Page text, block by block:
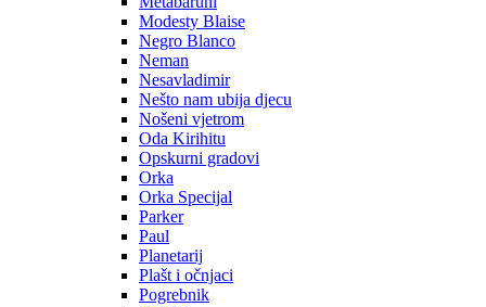
Modesty Blaise
Negro Blanco
Neman
Nesavladimir
Nešto nam ubija djecu
Nošeni vjetrom
Oda Kirihitu
Opskurni gradovi
Orka
Orka Specijal
Parker
Paul
Planetarij
Plašt i očnjaci
Pogrebnik